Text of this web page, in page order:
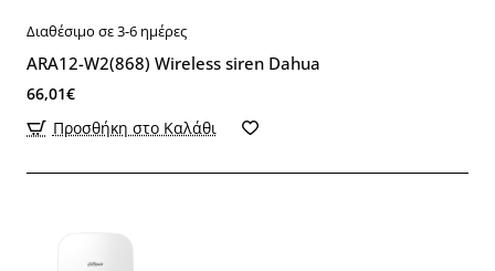
Διαθέσιμο σε 3-6 ημέρες
ARA12-W2(868) Wireless siren Dahua
66,01€
Προσθήκη στο Καλάθι